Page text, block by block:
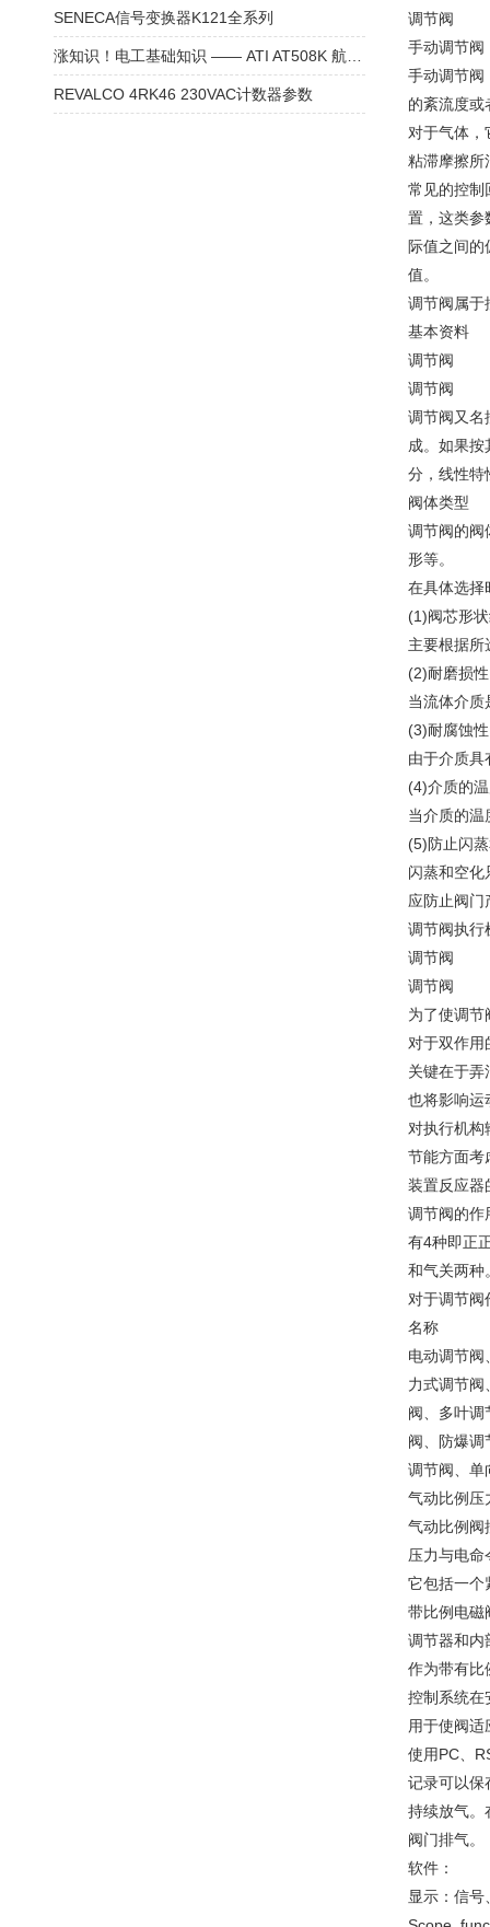
调节阀
手动调节阀
手动调节阀
的紊流度或
对于气体，
粘滞摩擦所
常见的控制
置，这类
际值之间
值。
调节阀属于
基本资料
调节阀
调节阀
调节阀又名
成。如果按
分，线性特
阀体类型
调节阀的阀
形等。
在具体选择
(1)阀芯形
主要根据所
(2)耐磨损性
当流体介质
(3)耐腐蚀性
由于介质具
(4)介质的
当介质的
(5)防止闪
闪蒸和空化
应防止阀门
调节阀执行
调节阀
调节阀
为了使调节
对于双作用
关键在于弄
也将影响运
对执行机构
节能方面考
装置反应器
调节阀的作
有4种即正
和气关两种
对于调节阀
名称
电动调节阀
力式调节阀
阀、多叶调
阀、防爆调
调节阀、单
气动比例压
气动比例阀
压力与电命
它包括一个
带比例电磁
调节器和内
作为带有比
控制系统在
用于使阀
使用PC、
记录可以保
持续放气。
阀门排气。
软件：
显示：信号
SENECA信号变换器K121全系列
REVALCO 4RK46 230VAC计数器参数